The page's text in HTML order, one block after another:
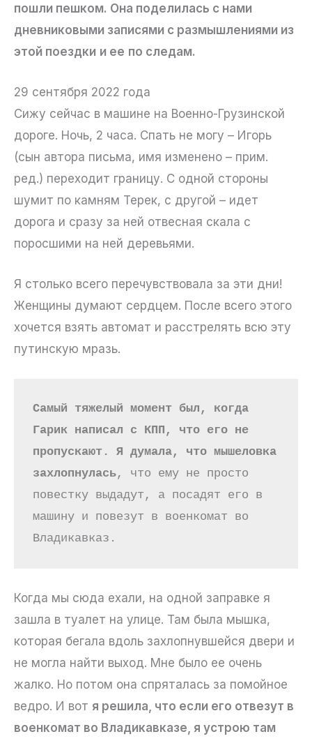
пошли пешком. Она поделилась с нами
дневниковыми записями с размышлениями из
этой поездки и ее по следам.
29 сентября 2022 года
Сижу сейчас в машине на Военно-Грузинской
дороге. Ночь, 2 часа. Спать не могу – Игорь
(сын автора письма, имя изменено – прим.
ред.) переходит границу. С одной стороны
шумит по камням Терек, с другой – идет
дорога и сразу за ней отвесная скала с
поросшими на ней деревьями.
Я столько всего перечувствовала за эти дни!
Женщины думают сердцем. После всего этого
хочется взять автомат и расстрелять всю эту
путинскую мразь.
Самый тяжелый момент был, когда
Гарик написал с КПП, что его не
пропускают. Я думала, что мышеловка
захлопнулась, что ему не просто
повестку выдадут, а посадят его в
машину и повезут в военкомат во
Владикавказ.
Когда мы сюда ехали, на одной заправке я
зашла в туалет на улице. Там была мышка,
которая бегала вдоль захлопнувшейся двери и
не могла найти выход. Мне было ее очень
жалко. Но потом она спряталась за помойное
ведро. И вот я решила, что если его отвезут в
военкомат во Владикавказе, я устрою там